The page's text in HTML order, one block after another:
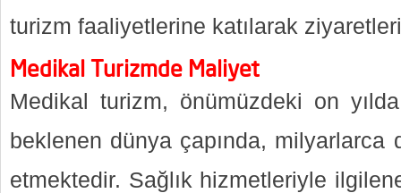
turizm faaliyetlerine katılarak
Medikal Turizmde Maliyet
Medikal turizm, önümüzdeki on
beklenen dünya çapında, milyarlarca
etmektedir. Sağlık hizmetleriyle